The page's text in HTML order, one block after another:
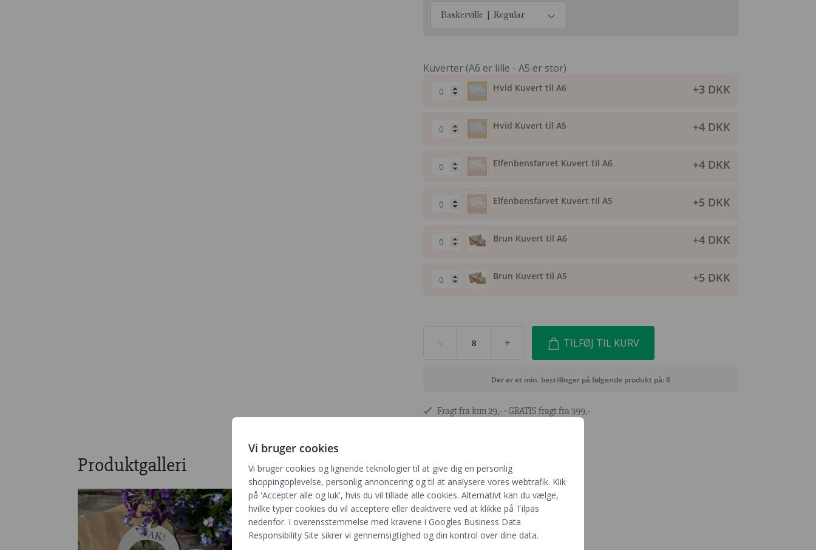
Baskerville | Regular
- + TILFØJ TIL KURV
Der er et min. bestillinger på følgende produkt på: 8
Kuverter (A6 er lille - A5 er stor)
Hvid Kuvert til A6 +3 DKK
Hvid Kuvert til A5 +4 DKK
Elfenbensfarvet Kuvert til A6 +4 DKK
Elfenbensfarvet Kuvert til A5 +5 DKK
Brun Kuvert til A6 +4 DKK
Brun Kuvert til A5 +5 DKK
Fragt fra kun 29,- ∙ GRATIS fragt fra 399,-
Produktgalleri
Vi bruger cookies
Vi bruger cookies og lignende teknologier til at give dig en personlig
shoppingoplevelse, personlig annoncering og til at analysere vores webtrafik. Klik
på 'Accepter alle og luk', hvis du vil tillade alle cookies. Alternativt kan du vælge,
hvilke typer cookies du vil acceptere eller deaktivere ved at klikke på Tilpas
nedenfor. I overensstemmelse med kravene i Googles Business Data
Responsibility Site sikrer vi gennemsigtighed og din kontrol over dine data.